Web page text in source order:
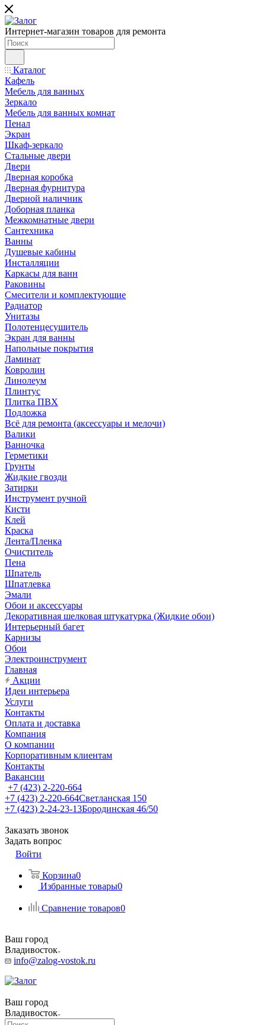
Интернет-магазин товаров для ремонта
Каталог
Кафель
Мебель для ванных
Зеркало
Мебель для ванных комнат
Пенал
Экран
Шкаф-зеркало
Стальные двери
Двери
Дверная коробка
Дверная фурнитура
Дверной наличник
Доборная планка
Межкомнатные двери
Сантехника
Ванны
Душевые кабины
Инсталляции
Каркасы для ванн
Раковины
Смесители и комплектующие
Радиатор
Унитазы
Полотенцесушитель
Экран для ванны
Напольные покрытия
Ламинат
Ковролин
Линолеум
Плинтус
Плитка ПВХ
Подложка
Всё для ремонта (аксессуары и мелочи)
Валики
Ванночка
Герметики
Грунты
Жидкие гвозди
Затирки
Инструмент ручной
Кисти
Клей
Краска
Лента/Пленка
Очиститель
Пена
Шпатель
Шпатлевка
Эмали
Обои и аксессуары
Декоративная шелковая штукатурка (Жидкие обои)
Интерьерный багет
Карнизы
Обои
Электроинструмент
Главная
Акции
Идеи интерьера
Услуги
Контакты
Оплата и доставка
Компания
О компании
Корпоративным клиентам
Контакты
Вакансии
+7 (423) 2-220-664
+7 (423) 2-220-664Светланская 150
+7 (423) 2-24-23-13Бородинская 46/50
Заказать звонок
Задать вопрос
Войти
Корзина0
Избранные товары0
Сравнение товаров0
Ваш город
Владивосток
info@zalog-vostok.ru
Ваш город
Владивосток